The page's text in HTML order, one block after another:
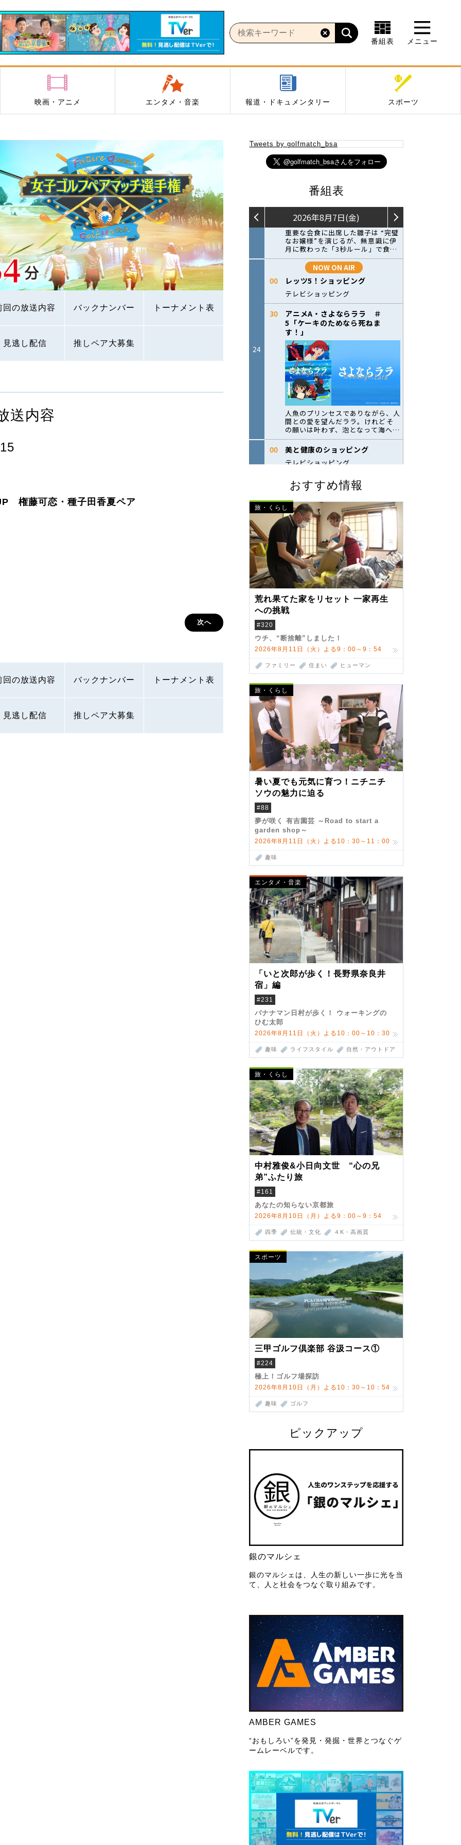
番組表 メニュー
映画・アニメ エンタメ・音楽 報道・ドキュメンタリー スポーツ
回の放送内容 バックナンバー トーナメント表
見逃し配信 推しペア大募集
Tweets by golfmatch_bsa
番組表
おすすめ情報
旅・くらし
荒れ果てた家をリセット 一家再生
への挑戦
#320
ウチ、“断捨離”しました！
2026年8月11日（火）よる9：00～9：54
ファミリー 住まい ヒューマン
旅・くらし
暑い夏でも元気に育つ！ニチニチ
ソウの魅力に迫る
#88
夢が咲く 有吉園芸 ～Road to start a
garden shop～
2026年8月11日（火）よる10：30～11：00
趣味
エンタメ・音楽
「いと次郎が歩く！長野県奈良井
宿」編
#231
バナナマン日村が歩く！ ウォーキングの
ひむ太郎
2026年8月11日（火）よる10：00～10：30
趣味 ライフスタイル 自然・アウトドア
旅・くらし
中村雅俊&小日向文世 “心の兄
弟”ふたり旅
#161
あなたの知らない京都旅
2026年8月10日（月）よる9：00～9：54
四季 伝統・文化 ４K・高画質
スポーツ
三甲ゴルフ倶楽部 谷汲コース①
#224
極上！ゴルフ場探訪
2026年8月10日（月）よる10：30～10：54
趣味 ゴルフ
ピックアップ
銀のマルシェ
銀のマルシェは、人生の新しい一歩に光を当
て、人と社会をつなぐ取り組みです。
AMBER GAMES
“おもしろい”を発見・発掘・世界とつなぐゲ
ームレーベルです。
送内容
権藤可恋・種子田香夏ペア
次へ
回の放送内容 バックナンバー トーナメント表
見逃し配信 推しペア大募集